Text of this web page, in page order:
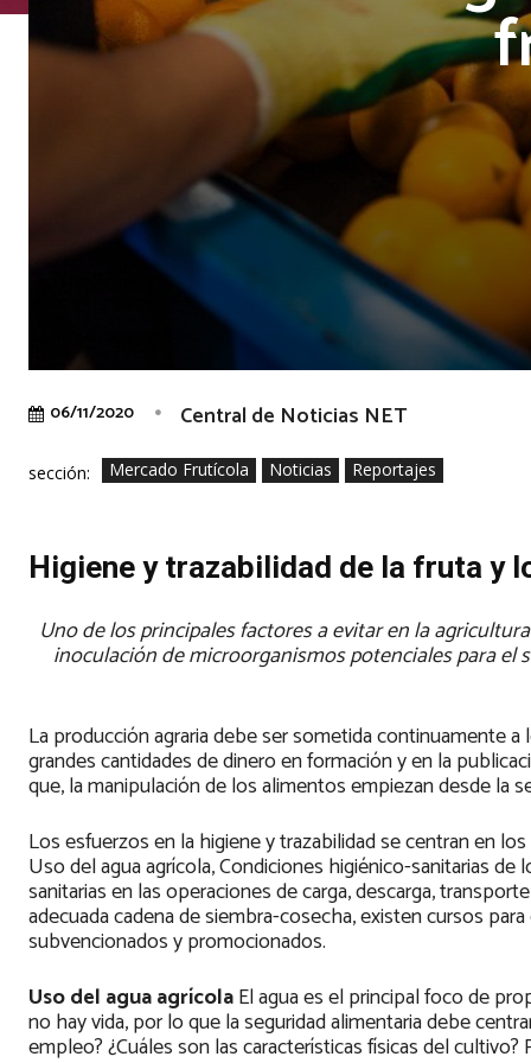
06/11/2020 Central de Noticias NET
sección: Mercado Frutícola Noticias Reportajes
Higiene y trazabilidad de la fruta y
Uno de los principales factores a evitar en la
inoculación de microorganismos potenciales para
La producción agraria debe ser sometida continuamente
grandes cantidades de dinero en formación y en la
que, la manipulación de los alimentos empiezan desde la
Los esfuerzos en la higiene y trazabilidad se centran en
Uso del agua agrícola, Condiciones higiénico-sanitarias
sanitarias en las operaciones de carga, descarga,
adecuada cadena de siembra-cosecha, existen cursos
subvencionados y promocionados.
Uso del agua agrícolaEl agua es el principal foco de
no hay vida, por lo que la seguridad alimentaria debe
empleo? ¿Cuáles son las características físicas del